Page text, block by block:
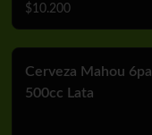
$10.200
Cerveza Mahou
500cc Lata